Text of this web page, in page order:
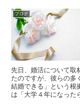
ブログ
先日、婚活について取
たのですが、彼らの多
結婚できる」という根
は「大学４年になった